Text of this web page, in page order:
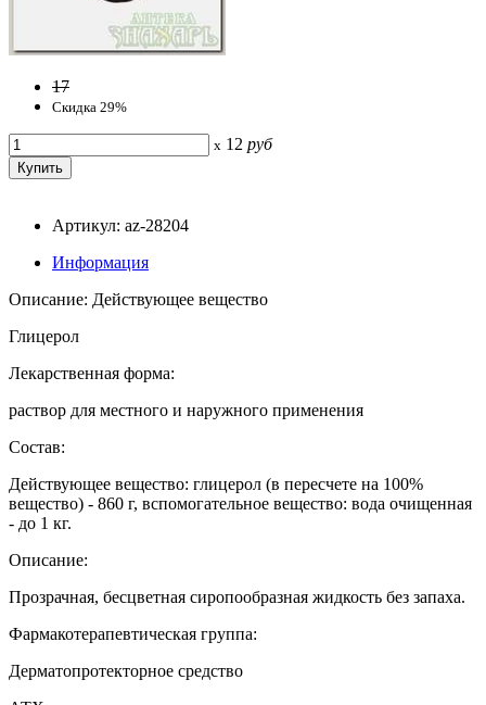
17
Скидка 29%
x 12 руб
Артикул: az-28204
Информация
Описание: Действующее вещество
Глицерол
Лекарственная форма:
раствор для местного и наружного применения
Состав:
Действующее вещество: глицерол (в пересчете на 100%
вещество) - 860 г, вспомогательное вещество: вода очищенная
- до 1 кг.
Описание:
Прозрачная, бесцветная сиропообразная жидкость без запаха.
Фармакотерапевтическая группа:
Дерматопротекторное средство